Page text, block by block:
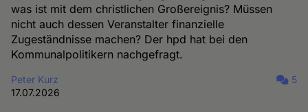
was ist mit dem christlichen Großereignis? Müssen
nicht auch dessen Veranstalter finanzielle
Zugeständnisse machen? Der hpd hat bei den
Kommunalpolitikern nachgefragt.
Peter Kurz
17.07.2026
5